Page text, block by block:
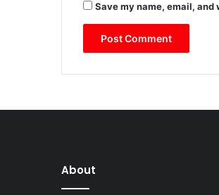
Save my name, email,
About